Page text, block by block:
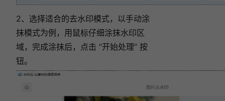
2、选择适合的去水印模式，以手动涂
抹模式为例，用鼠标仔细涂抹水印区
域，完成涂抹后，点击 “开始处理” 按
钮。